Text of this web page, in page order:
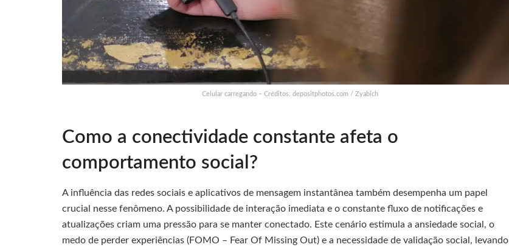
Celular carregando – Créditos: depositphotos.com / Zyabich
Como a conectividade constante afeta o
comportamento social?
A influência das redes sociais e aplicativos de mensagem instantânea também desempenha um papel
crucial nesse fenômeno. A possibilidade de interação imediata e o constante fluxo de notificações e
atualizações criam uma pressão para se manter conectado. Este cenário estimula a ansiedade social, o
medo de perder experiências (FOMO – Fear Of Missing Out) e a necessidade de validação social, levando